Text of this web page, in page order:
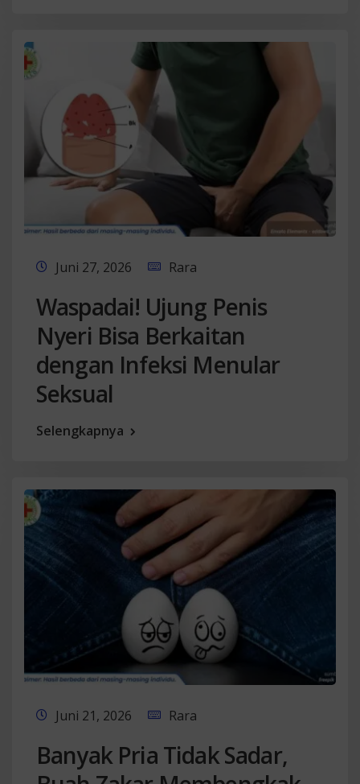
Juni 27, 2026 Rara
Waspadai! Ujung Penis
Nyeri Bisa Berkaitan
dengan Infeksi Menular
Seksual
Selengkapnya
Juni 21, 2026 Rara
Banyak Pria Tidak Sadar,